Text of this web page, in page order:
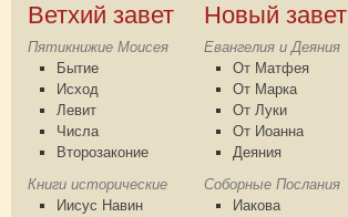
Ветхий завет
Пятикнижие Моисея
Бытие
Исход
Левит
Числа
Второзаконие
Книги исторические
Иисус Навин
Новый завет
Евангелия и Деяния
От Матфея
От Марка
От Луки
От Иоанна
Деяния
Соборные Послания
Иакова